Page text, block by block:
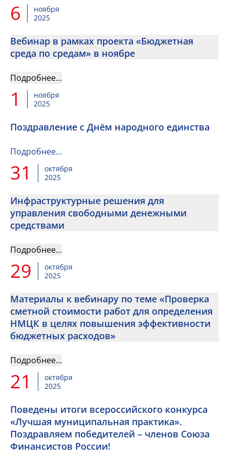
6
ноября
2025
Вебинар в рамках проекта «Бюджетная
среда по средам» в ноябре
Подробнее…
1
ноября
2025
Поздравление с Днём народного единства
Подробнее…
31
октября
2025
Инфраструктурные решения для
управления свободными денежными
средствами
Подробнее…
29
октября
2025
Материалы к вебинару по теме «Проверка
сметной стоимости работ для определения
НМЦК в целях повышения эффективности
бюджетных расходов»
Подробнее…
21
октября
2025
Поведены итоги всероссийского конкурса
«Лучшая муниципальная практика».
Поздравляем победителей – членов Союза
Финансистов России!